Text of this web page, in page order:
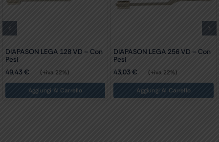
– Con
DIAPASON LEGA 512 VD
Aggiungi Al Carrello
DIAPASON LEGA